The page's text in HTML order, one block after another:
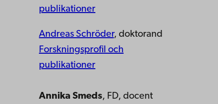
publikationer
Andreas Schröder, doktorand
Forskningsprofil och
publikationer
Annika Smeds, FD, docent